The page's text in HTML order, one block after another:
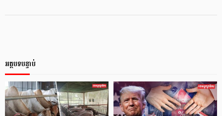
អត្ថបទបន្ទាប់